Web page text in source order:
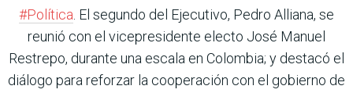
#Política. El segundo del Ejecutivo, Pedro Alliana, se
reunió con el vicepresidente electo José Manuel
Restrepo, durante una escala en Colombia; y destacó el
diálogo para reforzar la cooperación con el gobierno de